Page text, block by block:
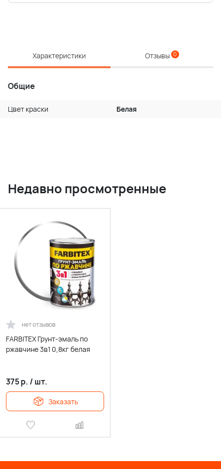
Характеристики Отзывы 0
Общие
Цвет краски Белая
Недавно просмотренные
нет отзывов
FARBITEX Грунт-эмаль по
ржавчине 3в1 0,8кг белая
375р. / шт.
Заказать